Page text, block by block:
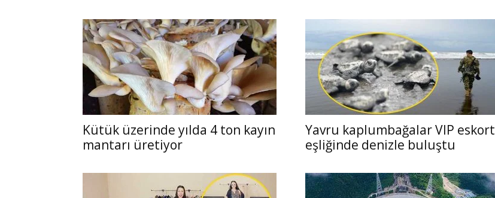
Kütük üzerinde yılda 4 ton kayın
mantarı üretiyor
Yavru kaplumbağalar VIP eskort
eşliğinde denizle buluştu